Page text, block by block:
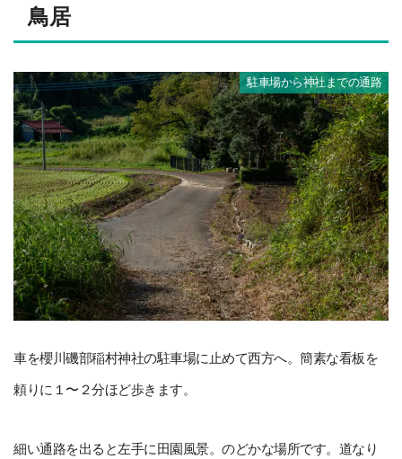
鳥居
駐車場から神社までの通路
車を櫻川磯部稲村神社の駐車場に止めて西方へ。簡素な看板を
頼りに１〜２分ほど歩きます。
細い通路を出ると左手に田園風景。のどかな場所です。道なり